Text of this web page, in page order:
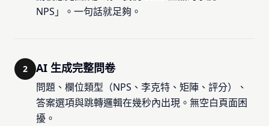
NPS」。一句話就足夠。
2 AI 生成完整問卷
問題、欄位類型（NPS、李克特、矩陣、評分）、
答案選項與跳轉邏輯在幾秒內出現。無空白頁面困
擾。